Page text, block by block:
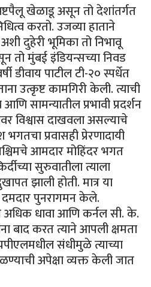
खेळाडू असून तो देशांतर्गत
करतो. उजव्या हाताने
दुहेरी भूमिका तो निभावू
तो मुंबई इंडियन्सच्या निवड
डीवाय पाटील टी-२० स्पर्धेत
उत्कृष्ट कामगिरी केली. त्याची
सामन्यातील प्रभावी प्रदर्शन
विश्वास दाखवला असल्याचे
प्रवासही प्रेरणादायी
आमदार मोहिंदर भगत
सुरुवातीला त्याला
झाली होती. मात्र या
पुनरागमन केले.
अधिक धावा आणि कर्नल सी. के.
बाद करत त्याने आपली क्षमता
संधीमुळे त्याच्या
अपेक्षा व्यक्त केली जात